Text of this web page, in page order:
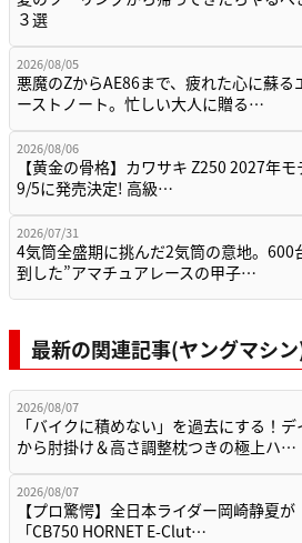
３選
2026/08/05
悪魔のZからAE86まで、疲れた心に蘇る
ーストノート。忙しい大人に贈る…
2026/08/06
【黄金の骨格】カワサキ Z250 2027年
9/5に発売決定! 高級…
2026/07/31
4気筒全盛期に挑んだ2気筒の意地。600
到した”アマチュアレースの甲子…
最新の関連記事(ヤングマシ
2026/08/07
「バイクに積めない」を過去にする！デ
から肘掛け＆高さ調整枕つきの極上ハ…
2026/08/07
【プロ驚愕】全日本ライダー岡崎静夏が
「CB750 HORNET E-Clut…